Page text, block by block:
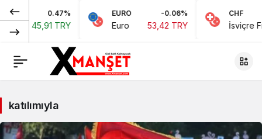
0.47% EURO -0.06%
Euro 53,42 TRY
CHF
İsviçre Frangı
katılımıyla